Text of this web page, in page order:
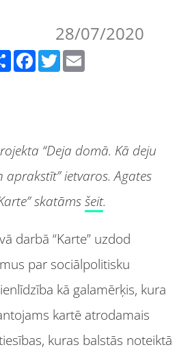
28/07/2020
Share Facebook Twitter
“Deja domā. Kā deju
ietvaros. Agates
skatāmsšeit.
darbā “Karte” uzdod
par sociālpolitisku
kā galamērķis, kura
kartē atrodamais
kuras balstās noteiktā